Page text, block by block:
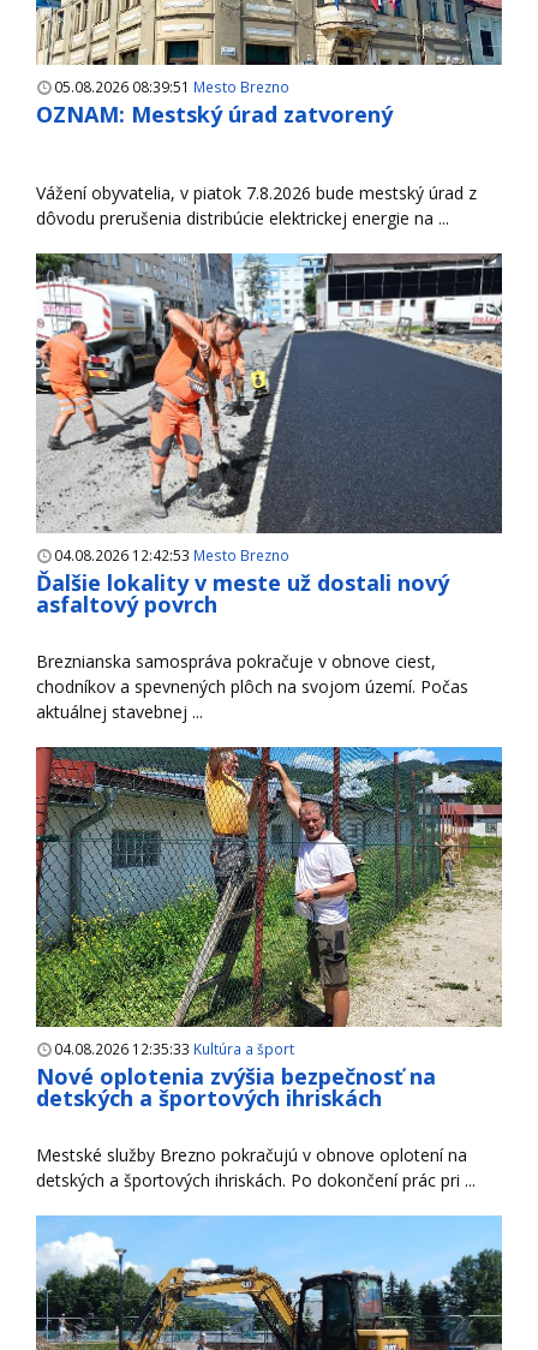
05.08.2026 08:39:51 Mesto Brezno
OZNAM: Mestský úrad zatvorený
Vážení obyvatelia, v piatok 7.8.2026 bude mestský úrad z
dôvodu prerušenia distribúcie elektrickej energie na ...
04.08.2026 12:42:53 Mesto Brezno
Ďalšie lokality v meste už dostali nový
asfaltový povrch
Breznianska samospráva pokračuje v obnove ciest,
chodníkov a spevnených plôch na svojom území. Počas
aktuálnej stavebnej ...
04.08.2026 12:35:33 Kultúra a šport
Nové oplotenia zvýšia bezpečnosť na
detských a športových ihriskách
Mestské služby Brezno pokračujú v obnove oplotení na
detských a športových ihriskách. Po dokončení prác pri ...